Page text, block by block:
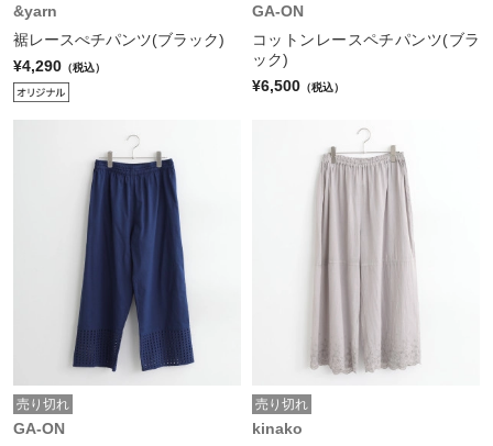
&yarn
裾レースぺチパンツ(ブラック)
¥4,290 （税込）
GA-ON
コットンレースペチパンツ(ブラ
ック)
¥6,500 （税込）
売り切れ
GA-ON
売り切れ
kinako